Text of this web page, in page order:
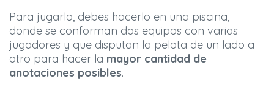
Para jugarlo, debes hacerlo en una piscina,
donde se conforman dos equipos con varios
jugadores y que disputan la pelota de un lado a
otro para hacer la mayor cantidad de
anotaciones posibles.